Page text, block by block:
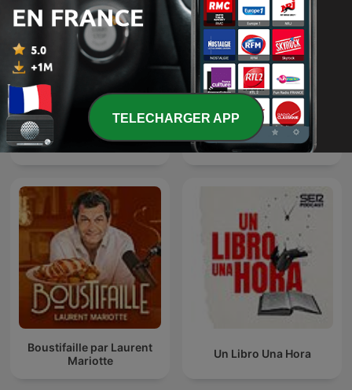
Toute une vie The Archers
Boustifaille par Laurent
Mariotte
Un Libro Una Hora
TELECHARGER APP